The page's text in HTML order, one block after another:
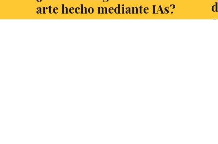
arte hecho mediante IAs?